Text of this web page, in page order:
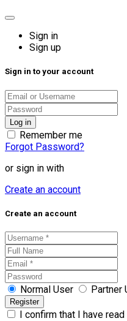
Sign in
Sign up
Sign in to your account
Remember me
Forgot Password?
or sign in with
Create an account
Create an account
Normal User Partner
I confirm that I have